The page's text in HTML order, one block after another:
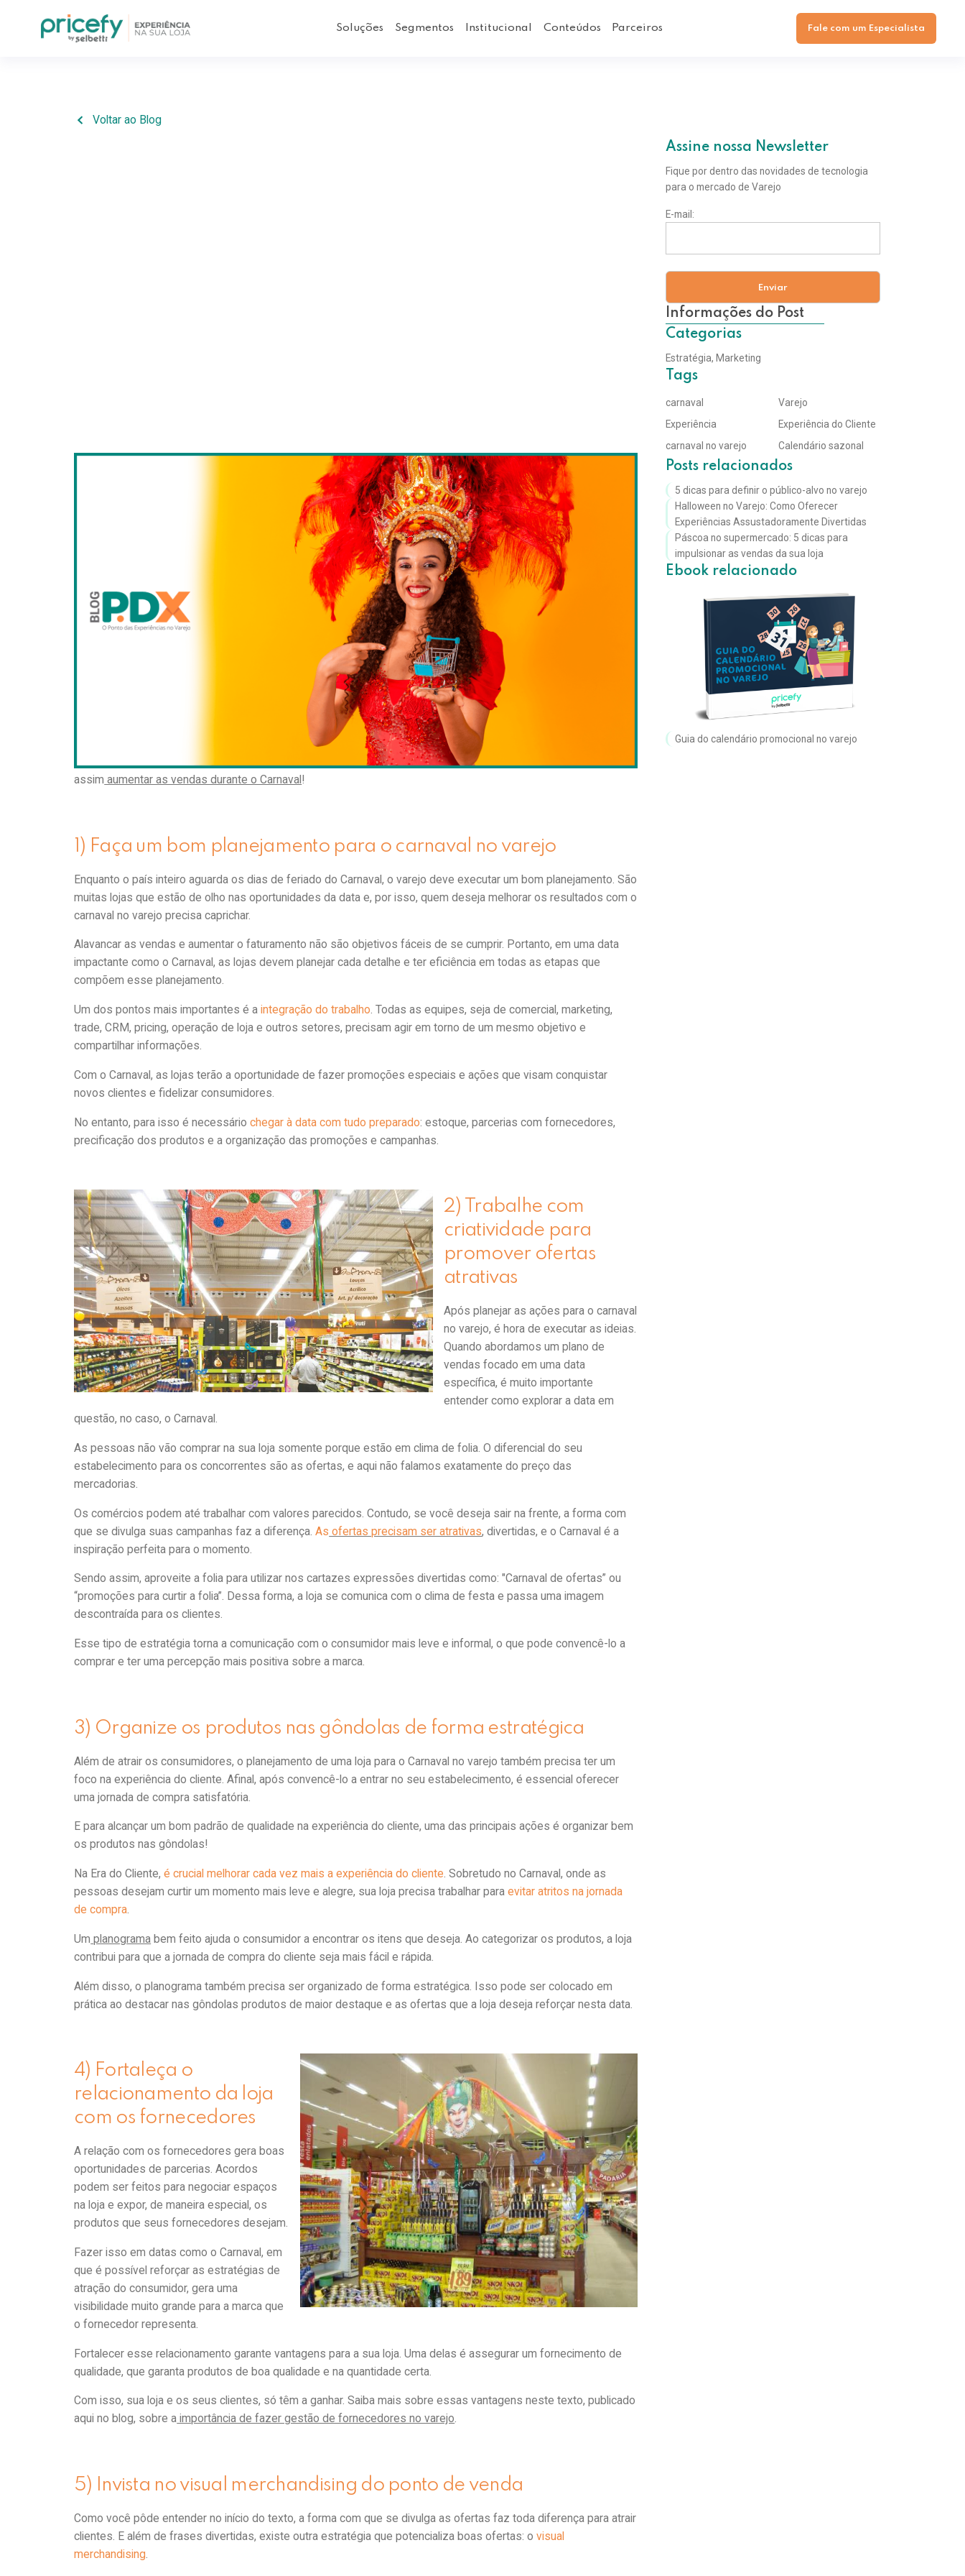
Soluções Segmentos Institucional Conteúdos Parceiros Fale com um Especialista
Voltar ao Blog
Fevereiro tem de folia! Veja 6 dicas para
melhorar a experiência do cliente no carnaval
O Carnaval de 2023 está agendado para os dias 22 e 23 de fevereiro, um dos feriados mais aguardados pelo
brasileiro. As festas movimentam não só as ruas, como também o comércio. É por isso que sua loja deve se
preparar para oferecer a melhor experiência do cliente para oCarnaval no varejo!
Fevereiro é mês de folia, o que gera oportunidades valiosas no setor varejista. É a chance de alavancar as
vendas e começar bem o ano, afinal, o Carnaval é a primeira data de impacto no calendário sazonal do varejo.
Contudo, é necessário se preparar para a chegada dessa data. Sobretudo na "Era do Cliente", onde a
é um diferencial decisivo para que uma loja atraia o consumidor, assim como
promover ofertas com qualidade
Para te ajudar a preparar a sua loja, listamos 6 dicas que vão garantir uma boa experiência para o seu cliente e
assim aumentar as vendas durante o Carnaval !
1) Faça um bom planejamento para o carnaval no varejo
Enquanto o país inteiro aguarda os dias de feriado do Carnaval, o varejo deve executar um bom planejamento. São
muitas lojas que estão de olho nas oportunidades da data e, por isso, quem deseja melhorar os resultados com o
carnaval no varejo precisa caprichar.
Alavancar as vendas e aumentar o faturamento não são objetivos fáceis de se cumprir. Portanto, em uma data
impactante como o Carnaval, as lojas devem planejar cada detalhe e ter eficiência em todas as etapas que
compõem esse planejamento.
Um dos pontos mais importantes é aintegração do trabalho. Todas as equipes, seja de comercial, marketing,
trade, CRM, pricing, operação de loja e outros setores, precisam agir em torno de um mesmo objetivo e
compartilhar informações.
Com o Carnaval, as lojas terão a oportunidade de fazer promoções especiais e ações que visam conquistar
novos clientes e fidelizar consumidores.
No entanto, para isso é necessário chegar à data com tudo preparado: estoque, parcerias com fornecedores,
precificação dos produtos e a organização das promoções e campanhas.
2) Trabalhe com
criatividade para
promover ofertas
atrativas
Após planejar as ações para o carnaval
no varejo, é hora de executar as ideias.
Quando abordamos um plano de
vendas focado em uma data
específica, é muito importante
entender como explorar a data em
questão, no caso, o Carnaval.
As pessoas não vão comprar na sua loja somente porque estão em clima de folia. O diferencial do seu
estabelecimento para os concorrentes são as ofertas, e aqui não falamos exatamente do preço das
mercadorias.
Os comércios podem até trabalhar com valores parecidos. Contudo, se você deseja sair na frente, a forma com
que se divulga suas campanhas faz a diferença.As ofertas precisam ser atrativas, divertidas, e o Carnaval é a
inspiração perfeita para o momento.
Sendo assim, aproveite a folia para utilizar nos cartazes expressões divertidas como: "Carnaval de ofertas” ou
“promoções para curtir a folia”. Dessa forma, a loja se comunica com o clima de festa e passa uma imagem
descontraída para os clientes.
Esse tipo de estratégia torna a comunicação com o consumidor mais leve e informal, o que pode convencê-lo a
comprar e ter uma percepção mais positiva sobre a marca.
3) Organize os produtos nas gôndolas de forma estratégica
Além de atrair os consumidores, o planejamento de uma loja para o Carnaval no varejo também precisa ter um
foco na experiência do cliente. Afinal, após convencê-lo a entrar no seu estabelecimento, é essencial oferecer
uma jornada de compra satisfatória.
E para alcançar um bom padrão de qualidade na experiência do cliente, uma das principais ações é organizar bem
os produtos nas gôndolas!
Na Era do Cliente,é crucial melhorar cada vez mais a experiência do cliente. Sobretudo no Carnaval, onde as
pessoas desejam curtir um momento mais leve e alegre, sua loja precisa trabalhar paraevitar atritos na jornada
de compra.
Um planograma bem feito ajuda o consumidor a encontrar os itens que deseja. Ao categorizar os produtos, a loja
contribui para que a jornada de compra do cliente seja mais fácil e rápida.
Além disso, o planograma também precisa ser organizado de forma estratégica. Isso pode ser colocado em
prática ao destacar nas gôndolas produtos de maior destaque e as ofertas que a loja deseja reforçar nesta data.
4) Fortaleça o
relacionamento da loja
com os fornecedores
A relação com os fornecedores gera boas
oportunidades de parcerias. Acordos
podem ser feitos para negociar espaços
na loja e expor, de maneira especial, os
produtos que seus fornecedores desejam.
Fazer isso em datas como o Carnaval, em
que é possível reforçar as estratégias de
atração do consumidor, gera uma
visibilidade muito grande para a marca que
o fornecedor representa.
Fortalecer esse relacionamento garante vantagens para a sua loja. Uma delas é assegurar um fornecimento de
qualidade, que garanta produtos de boa qualidade e na quantidade certa.
Com isso, sua loja e os seus clientes, só têm a ganhar. Saiba mais sobre essas vantagens neste texto, publicado
aqui no blog, sobre a importância de fazer gestão de fornecedores no varejo.
5) Invista no visual merchandising do ponto de venda
Como você pôde entender no início do texto, a forma com que se divulga as ofertas faz toda diferença para atrair
clientes. E além de frases divertidas, existe outra estratégia que potencializa boas ofertas: ovisual
merchandising
Assine nossa Newsletter
Fique por dentro das novidades de tecnologia
para o mercado de Varejo
E-mail:
Informações do Post
Categorias
Estratégia, Marketing
Tags
carnaval
Varejo
Experiência
Experiência do Cliente
carnaval no varejo
Calendário sazonal
Posts relacionados
5 dicas para definir o público-alvo no varejo
Halloween no Varejo: Como Oferecer
Experiências Assustadoramente Divertidas
Páscoa no supermercado: 5 dicas para
impulsionar as vendas da sua loja
Ebook relacionado
Guia do calendário promocional no varejo